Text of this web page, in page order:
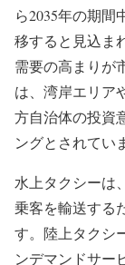
ら2035年の期間
移すると見込ま
需要の高まりが
は、湾岸エリア
方自治体の投資
ングとされてい
水上タクシーは
乗客を輸送する
す。陸上タクシ
ンデマンドサー